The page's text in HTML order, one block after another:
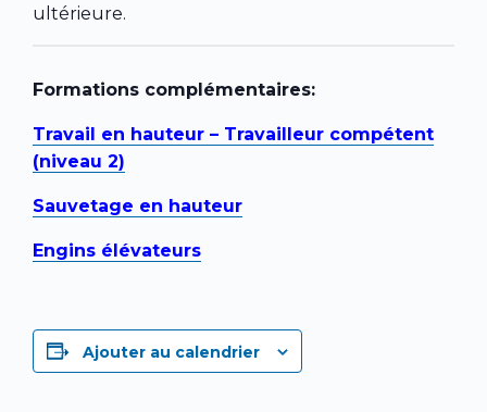
ultérieure.
Formations complémentaires:
Travail en hauteur – Travailleur compétent
(niveau 2)
Sauvetage en hauteur
Engins élévateurs
Ajouter au calendrier